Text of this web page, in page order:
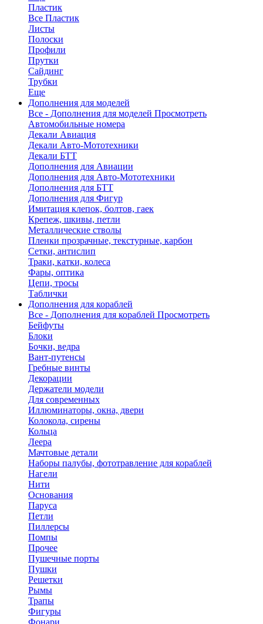
Пластик
Все Пластик
Листы
Полоски
Профили
Прутки
Сайдинг
Трубки
Еще
Дополнения для моделей
Все - Дополнения для моделей Просмотреть
Автомобильные номера
Декали Авиация
Декали Авто-Мототехники
Декали БТТ
Дополнения для Авиации
Дополнения для Авто-Мототехники
Дополнения для БТТ
Дополнения для Фигур
Имитация клепок, болтов, гаек
Крепеж, шкивы, петли
Металлические стволы
Пленки прозрачные, текстурные, карбон
Сетки, антислип
Траки, катки, колеса
Фары, оптика
Цепи, тросы
Таблички
Дополнения для кораблей
Все - Дополнения для кораблей Просмотреть
Бейфуты
Блоки
Бочки, ведра
Вант-путенсы
Гребные винты
Декорации
Держатели модели
Для современных
Иллюминаторы, окна, двери
Колокола, сирены
Кольца
Леера
Мачтовые детали
Наборы палубы, фототравление для кораблей
Нагели
Нити
Основания
Паруса
Петли
Пиллерсы
Помпы
Прочее
Пушечные порты
Пушки
Решетки
Рымы
Трапы
Фигуры
Фонари